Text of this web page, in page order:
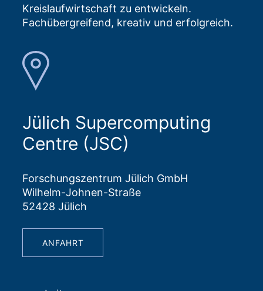
Kreislaufwirtschaft zu entwickeln.
Fachübergreifend, kreativ und erfolgreich.
Jülich Supercomputing
Centre (JSC)
Forschungszentrum Jülich GmbH
Wilhelm-Johnen-Straße
52428 Jülich
ANFAHRT